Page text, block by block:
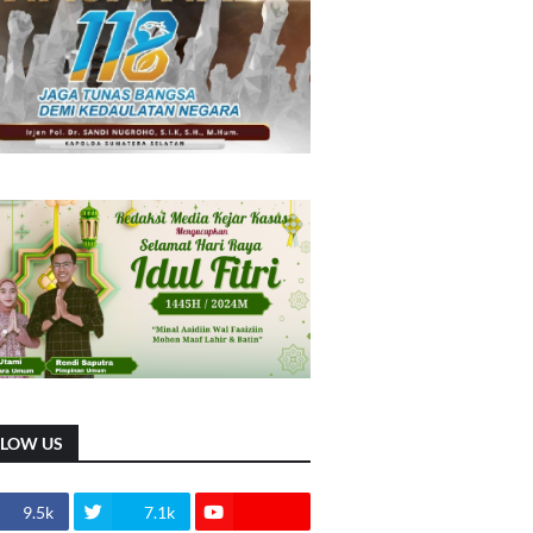
US
9.5k 7.1k